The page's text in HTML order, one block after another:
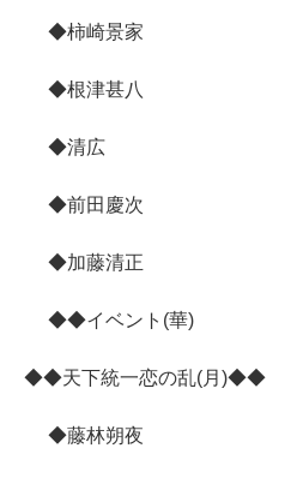
◆柿崎景家
◆根津甚八
◆清広
◆前田慶次
◆加藤清正
◆◆イベント(華)
◆◆天下統一恋の乱(月)◆◆
◆藤林朔夜